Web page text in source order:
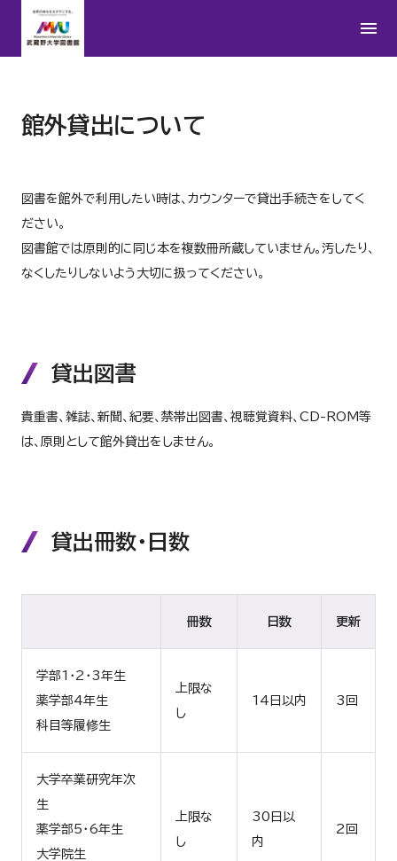
館外貸出について
図書を館外で利用したい時は、カウンターで貸出手続きをしてく
ださい。
図書館では原則的に同じ本を複数冊所蔵していません。汚したり、
なくしたりしないよう大切に扱ってください。
貸出図書
貴重書、雑誌、新聞、紀要、禁帯出図書、視聴覚資料、CD-ROM等
は、原則として館外貸出をしません。
貸出冊数・日数
冊数 日数 更新
学部1・2・3年生
薬学部4年生
科目等履修生
上限な
し
14日以内 3回
大学卒業研究年次
生
薬学部5・6年生
大学院生
上限な
し
30日以
内
2回